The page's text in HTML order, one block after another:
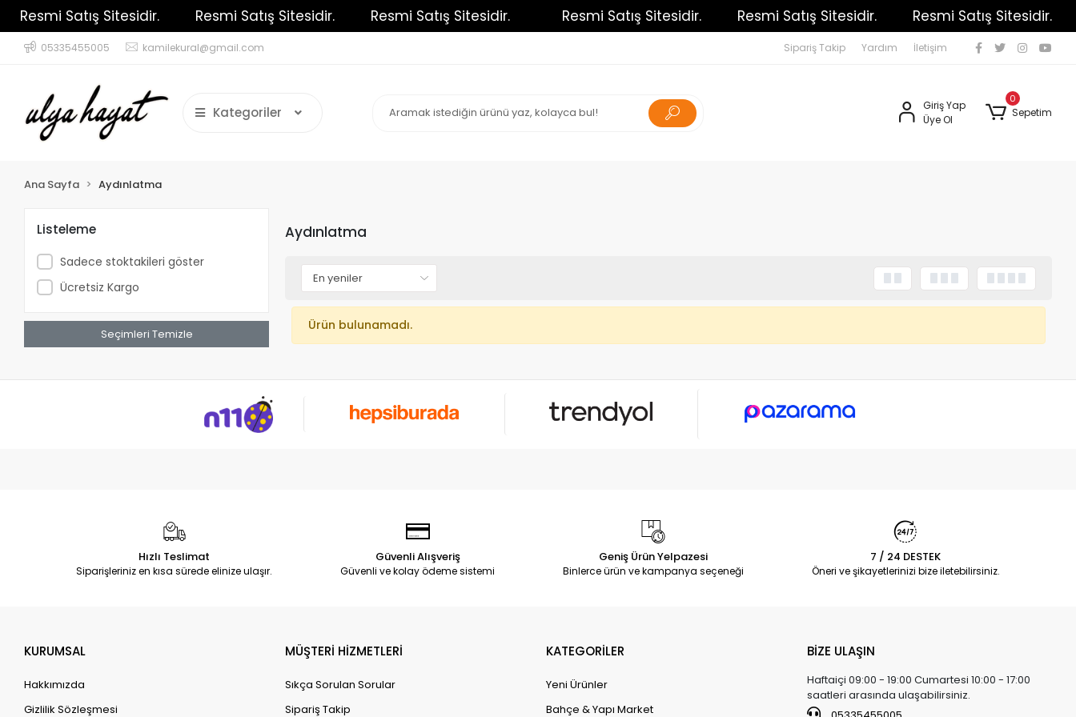
Resmi Satış Sitesidir. Resmi Satış Sitesidir. Resmi Satış Sitesidir. Resmi Satış Sitesidir. Resmi Satış Sitesidir. Resmi Satış Sitesidir.
05335455005 kamilekural@gmail.com Sipariş Takip Yardım İletişim
Kategoriler
Giriş Yap
Üye Ol
0
Sepetim
Ana Sayfa Aydınlatma
Listeleme
Sadece stoktakileri göster
Ücretsiz Kargo
Seçimleri Temizle
Aydınlatma
Ürün bulunamadı.
Hızlı Teslimat
Siparişleriniz en kısa sürede elinize ulaşır.
Güvenli Alışveriş
Güvenli ve kolay ödeme sistemi
Geniş Ürün Yelpazesi
Binlerce ürün ve kampanya seçeneği
7 / 24 DESTEK
Öneri ve şikayetlerinizi bize iletebilirsiniz.
KURUMSAL
Hakkımızda
Gizlilik Sözleşmesi
MÜŞTERİ HİZMETLERİ
Sıkça Sorulan Sorular
Sipariş Takip
KATEGORİLER
Yeni Ürünler
Bahçe & Yapı Market
BİZE ULAŞIN
Haftaiçi 09:00 - 19:00 Cumartesi 10:00 - 17:00
saatleri arasında ulaşabilirsiniz.